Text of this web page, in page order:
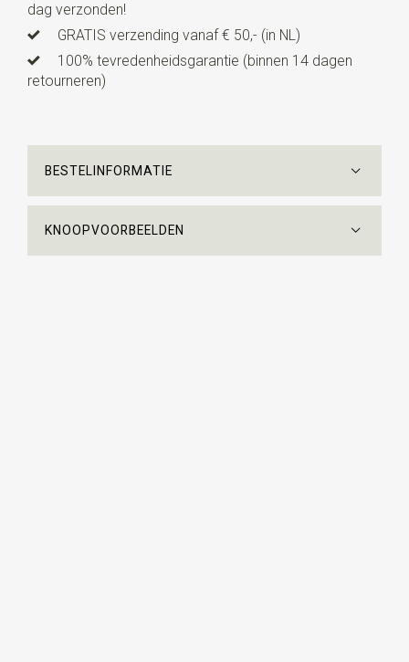
dag verzonden!
GRATIS verzending vanaf € 50,- (in NL)
100% tevredenheidsgarantie (binnen 14 dagen
retourneren)
BESTELINFORMATIE
KNOOPVOORBEELDEN